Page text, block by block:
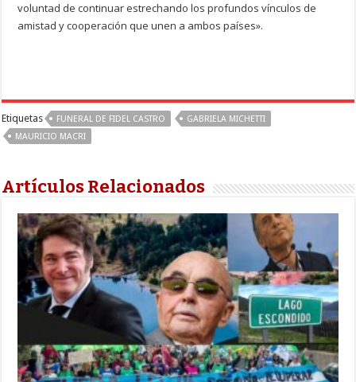
voluntad de continuar estrechando los profundos vínculos de
amistad y cooperación que unen a ambos países».
Etiquetas FUNERAL DE FIDEL CASTRO
GABRIELA MICHETTI
MAURICIO MACRI
Artículos Relacionados